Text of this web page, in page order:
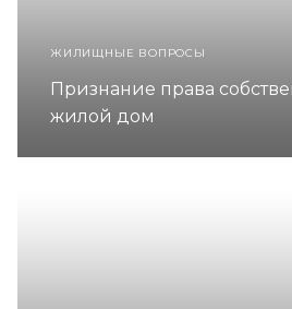
ЖИЛИЩНЫЕ ВОПРОСЫ
Признание права
жилой дом